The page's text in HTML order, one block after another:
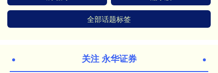
全部话题标签
关注 永华证券